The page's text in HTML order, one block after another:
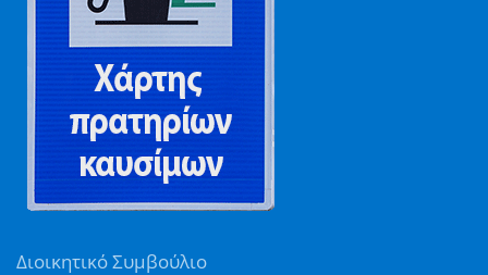
Διοικητικό Συμβούλιο